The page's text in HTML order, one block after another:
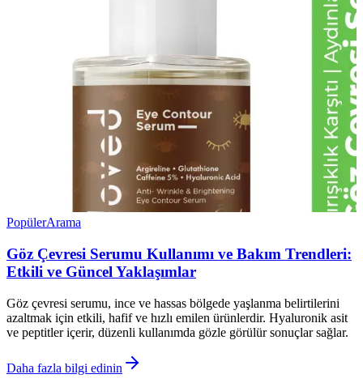
PopülerArama
Göz Çevresi Serumu Kullanımı ve Bakım Trendleri:
Etkili ve Güncel Yaklaşımlar
Göz çevresi serumu, ince ve hassas bölgede yaşlanma belirtilerini
azaltmak için etkili, hafif ve hızlı emilen ürünlerdir. Hyaluronik asit
ve peptitler içerir, düzenli kullanımda gözle görülür sonuçlar sağlar.
Daha fazla bilgi edinin